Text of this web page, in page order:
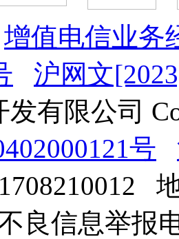
增值电信业务
沪网文
有限公司
号
良信息举报